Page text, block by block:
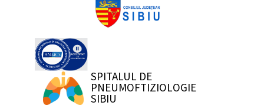
SPITALUL DE
PNEUMOFTIZIOLOGIE
SIBIU